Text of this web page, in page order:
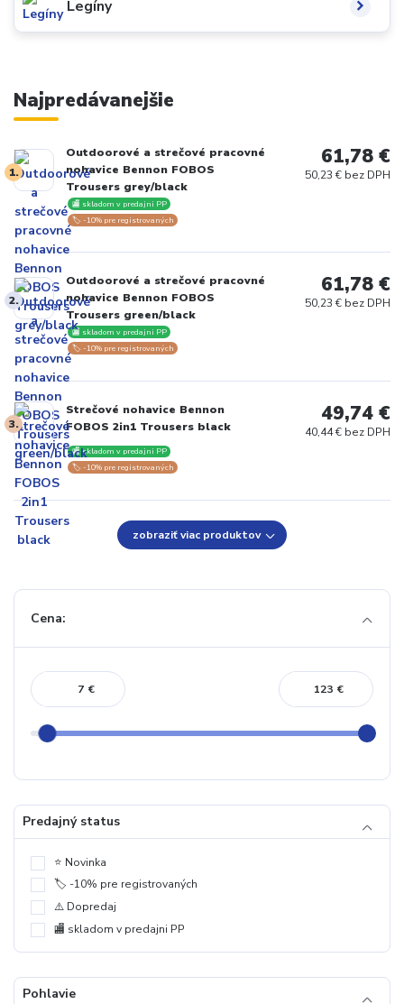
Legíny
Najpredávanejšie
1.
Outdoorové a strečové pracovné
nohavice Bennon FOBOS
Trousers grey/black
🏬 skladom v predajni PP
🏷️ -10% pre registrovaných
61,78 €
50,23 € bez DPH
2.
Outdoorové a strečové pracovné
nohavice Bennon FOBOS
Trousers green/black
🏬 skladom v predajni PP
🏷️ -10% pre registrovaných
61,78 €
50,23 € bez DPH
3.
Strečové nohavice Bennon
FOBOS 2in1 Trousers black
🏬 skladom v predajni PP
🏷️ -10% pre registrovaných
49,74 €
40,44 € bez DPH
zobraziť viac produktov
Cena:
€ €
Predajný status
⭐️ Novinka
🏷️ -10% pre registrovaných
⚠️ Dopredaj
🏬 skladom v predajni PP
Pohlavie